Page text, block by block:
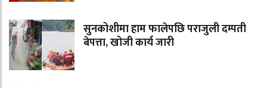
सुनकोशीमा हाम फालेपछि पराजुली दम्पती
बेपत्ता, खोजी कार्य जारी